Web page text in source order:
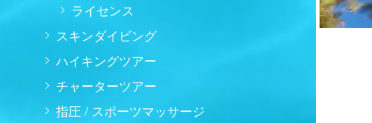
ライセンス
スキンダイビング
ハイキングツアー
チャーターツアー
指圧 / スポーツマッサージ